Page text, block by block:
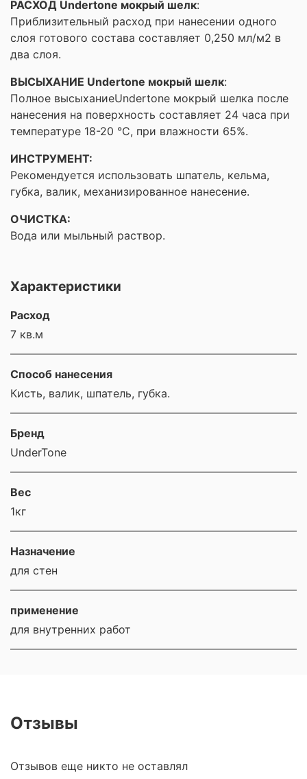
РАСХОД Undertone мокрый шелк:
Приблизительный расход при нанесении одного
слоя готового состава составляет 0,250 мл/м2 в
два слоя.
ВЫСЫХАНИЕ Undertone мокрый шелк:
Полное высыханиеUndertone мокрый шелкa после
нанесения на поверхность составляет 24 часа при
температуре 18-20 °С, при влажности 65%.
ИНСТРУМЕНТ:
Рекомендуется использовать шпатель, кельма,
губка, валик, механизированное нанесение.
ОЧИСТКА:
Вода или мыльный раствор.
Характеристики
Расход
7 кв.м
Способ нанесения
Кисть, валик, шпатель, губка.
Бренд
UnderTone
Вес
1кг
Назначение
для стен
применение
для внутренних работ
Отзывы
Отзывов еще никто не оставлял